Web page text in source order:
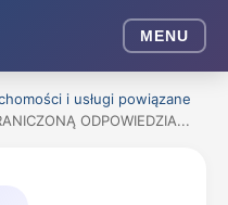
MENU
i usługi powiązane
ODPOWIEDZIA...